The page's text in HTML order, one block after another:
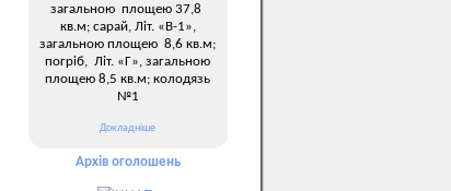
загальною площею 37,8
кв.м; сарай, Літ. «В-1»,
загальною площею 8,6 кв.м;
погріб, Літ. «Г», загальною
площею 8,5 кв.м; колодязь
№1
Докладніше
Архів оголошень